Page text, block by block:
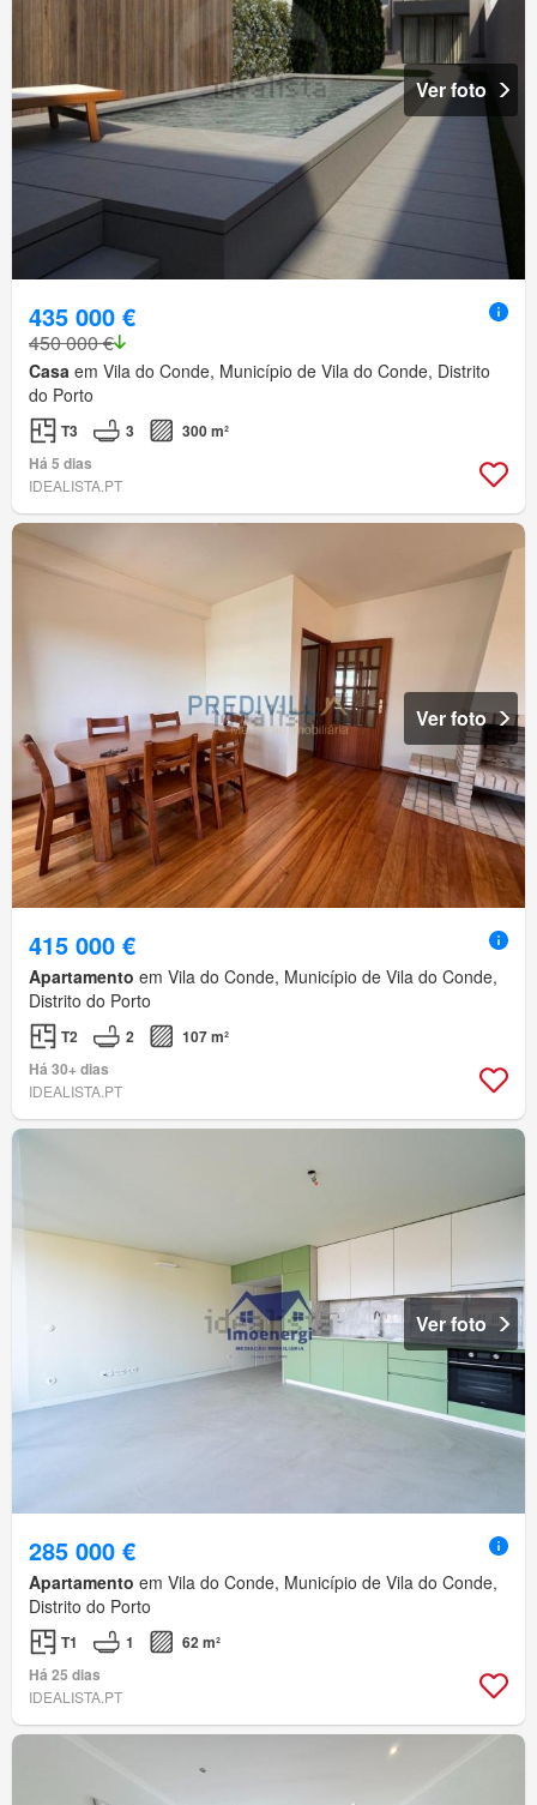
Ver foto
435 000 €
450 000 €
Casa em Vila do Conde, Município de Vila do Conde, Distrito
do Porto
T3 3
300 m²
Há 5 dias
IDEALISTA.PT
Ver foto
415 000 €
Apartamento em Vila do Conde, Município de Vila do Conde,
Distrito do Porto
T2 2
107 m²
Há 30+ dias
IDEALISTA.PT
Ver foto
285 000 €
Apartamento em Vila do Conde, Município de Vila do Conde,
Distrito do Porto
T1 1
62 m²
Há 25 dias
IDEALISTA.PT